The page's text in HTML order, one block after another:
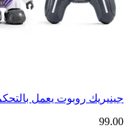
جينيريك روبوت يعمل
99.00